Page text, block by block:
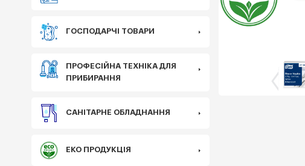
ГОСПОДАРЧІ ТОВАРИ
ПРОФЕСІЙНА ТЕХНІКА ДЛЯ
ПРИБИРАННЯ
САНІТАРНЕ ОБЛАДНАННЯ
ЕКО ПРОДУКЦІЯ